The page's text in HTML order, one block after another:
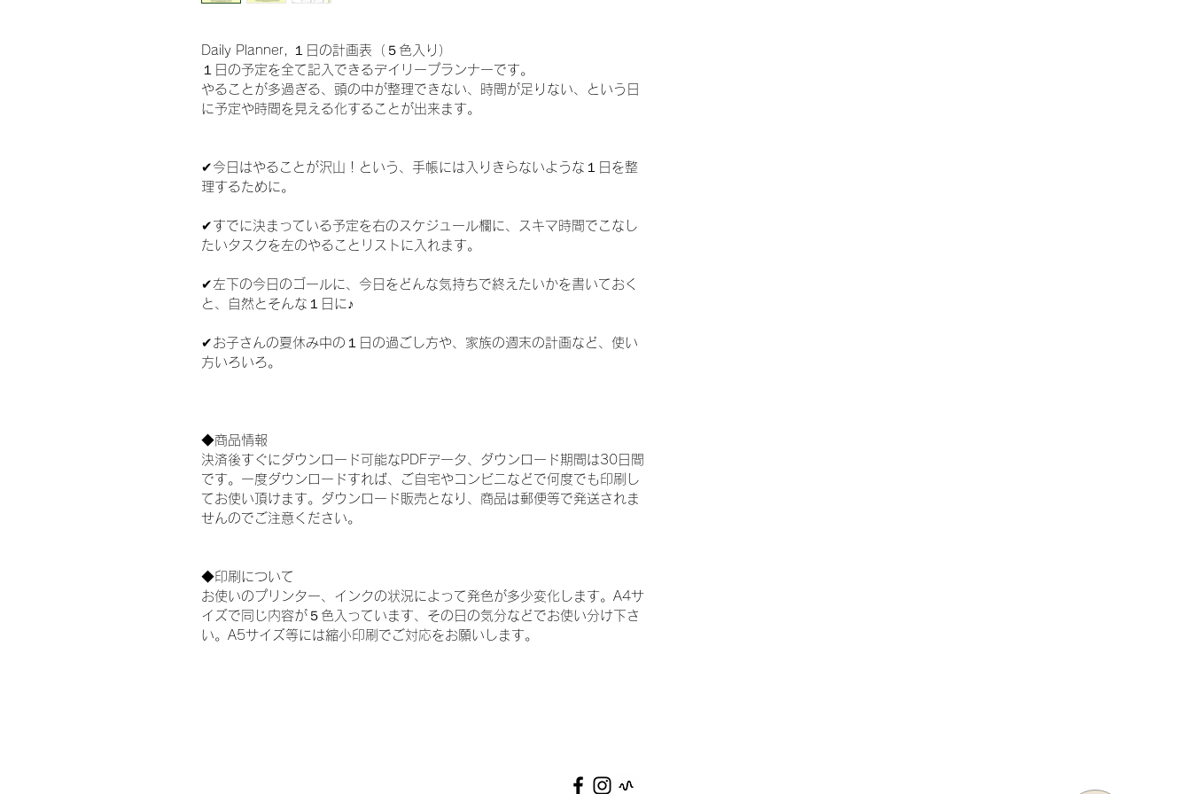
Daily Planner, １日の計画表（５色入り）
１日の予定を全て記入できるデイリープランナーです。
やることが多過ぎる、頭の中が整理できない、時間が足りない、という日
に予定や時間を見える化することが出来ます。
✔︎今日はやることが沢山！という、手帳には入りきらないような１日を整
理するために。
✔︎すでに決まっている予定を右のスケジュール欄に、スキマ時間でこなし
たいタスクを左のやることリストに入れます。
✔︎左下の今日のゴールに、今日をどんな気持ちで終えたいかを書いておく
と、自然とそんな１日に♪
✔︎お子さんの夏休み中の１日の過ごし方や、家族の週末の計画など、使い
方いろいろ。
◆商品情報
決済後すぐにダウンロード可能なPDFデータ、ダウンロード期間は30日間
です。一度ダウンロードすれば、ご自宅やコンビニなどで何度でも印刷し
てお使い頂けます。ダウンロード販売となり、商品は郵便等で発送されま
せんのでご注意ください。
◆印刷について
お使いのプリンター、インクの状況によって発色が多少変化します。A4サ
イズで同じ内容が５色入っています、その日の気分などでお使い分け下さ
い。A5サイズ等には縮小印刷でご対応をお願いします。